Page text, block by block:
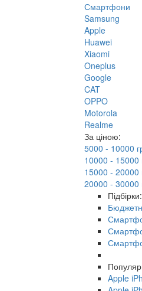
Смартфони
Samsung
Apple
Huawei
Xiaomi
Oneplus
Google
CAT
OPPO
Motorola
Realme
За ціною:
5000 - 10000
10000 - 15000
15000 - 20000
20000 - 30000
Підбірки:
Apple